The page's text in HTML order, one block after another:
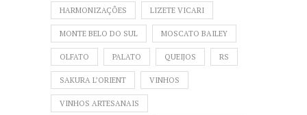
HARMONIZAÇÕES LIZETE VICARI
MONTE BELO DO SUL MOSCATO BAILEY
OLFATO PALATO QUEIJOS RS
SAKURA L’ORIENT VINHOS
VINHOS ARTESANAIS